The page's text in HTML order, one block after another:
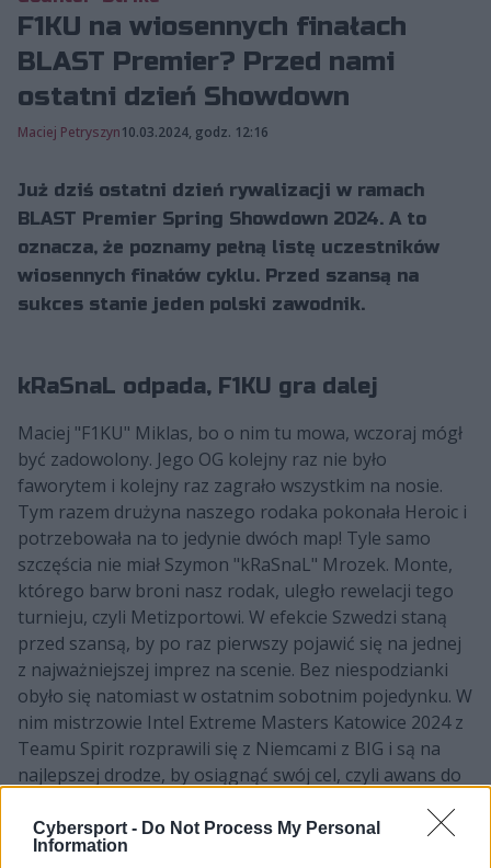
Cybersport - Do Not Process My Personal
Information
F1KU na wiosennych finałach
BLAST Premier? Przed nami
ostatni dzień Showdown
Maciej Petryszyn10.03.2024, godz. 12:16
Już dziś ostatni dzień rywalizacji w ramach
BLAST Premier Spring Showdown 2024. A to
oznacza, że poznamy pełną listę uczestników
wiosennych finałów cyklu. Przed szansą na
sukces stanie jeden polski zawodnik.
kRaSnaL odpada, F1KU gra dalej
Maciej "F1KU" Miklas, bo o nim tu mowa, wczoraj mógł
być zadowolony. Jego OG kolejny raz nie było
faworytem i kolejny raz zagrało wszystkim na nosie.
Tym razem drużyna naszego rodaka pokonała Heroic i
potrzebowała na to jedynie dwóch map! Tyle samo
szczęścia nie miał Szymon "kRaSnaL" Mrozek. Monte,
którego barw broni nasz rodak, uległo rewelacji tego
turnieju, czyli Metizportowi. W efekcie Szwedzi staną
przed szansą, by po raz pierwszy pojawić się na jednej
z najważniejszej imprez na scenie. Bez niespodzianki
obyło się natomiast w ostatnim sobotnim pojedynku. W
nim mistrzowie Intel Extreme Masters Katowice 2024 z
Teamu Spirit rozprawili się z Niemcami z BIG i są na
najlepszej drodze, by osiągnąć swój cel, czyli awans do
Sobotnie wyniki BLAST Premier Spring